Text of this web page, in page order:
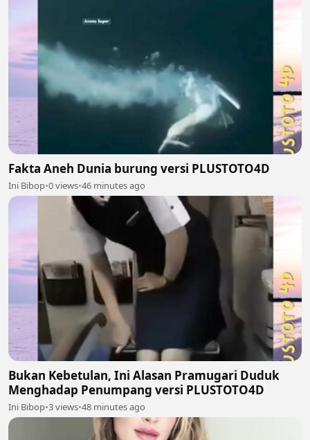
Fakta Aneh Dunia burung versi PLUSTOTO4D
Ini Bibop•0 views•46 minutes ago
Bukan Kebetulan, Ini Alasan Pramugari Duduk
Menghadap Penumpang versi PLUSTOTO4D
Ini Bibop•3 views•48 minutes ago